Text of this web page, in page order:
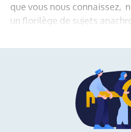
que vous nous connaissez,
un florilège de sujets